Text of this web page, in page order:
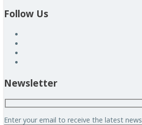
Follow Us
Newsletter
Enter your email to receive the latest news